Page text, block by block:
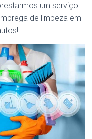
um serviço
de limpeza em